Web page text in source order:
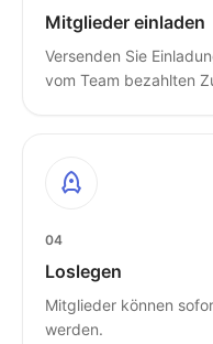
Mitglieder einladen
Versenden Sie
vom Team bezahlten
04
Loslegen
Mitglieder können
werden.